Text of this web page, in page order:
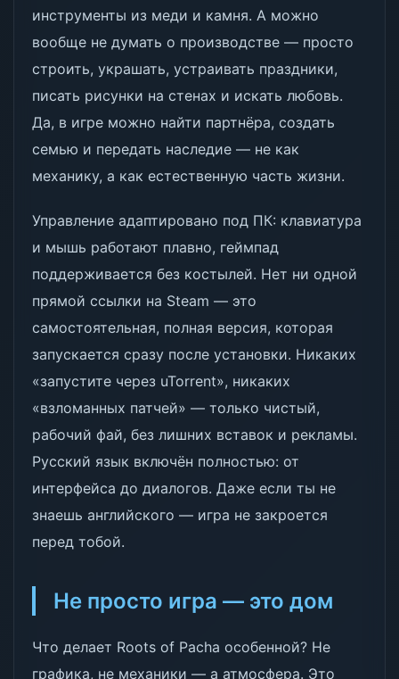
инструменты из меди и камня. А можно
вообще не думать о производстве — просто
строить, украшать, устраивать праздники,
писать рисунки на стенах и искать любовь.
Да, в игре можно найти партнёра, создать
семью и передать наследие — не как
механику, а как естественную часть жизни.
Управление адаптировано под ПК: клавиатура
и мышь работают плавно, геймпад
поддерживается без костылей. Нет ни одной
прямой ссылки на Steam — это
самостоятельная, полная версия, которая
запускается сразу после установки. Никаких
«запустите через uTorrent», никаких
«взломанных патчей» — только чистый,
рабочий фай, без лишних вставок и рекламы.
Русский язык включён полностью: от
интерфейса до диалогов. Даже если ты не
знаешь английского — игра не закроется
перед тобой.
Не просто игра — это дом
Что делает Roots of Pacha особенной? Не
графика, не механики — а атмосфера. Это